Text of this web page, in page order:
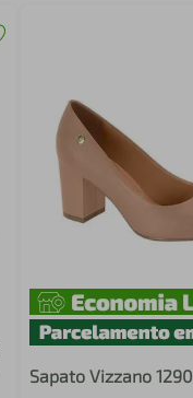
Sapato Vizzano 1290